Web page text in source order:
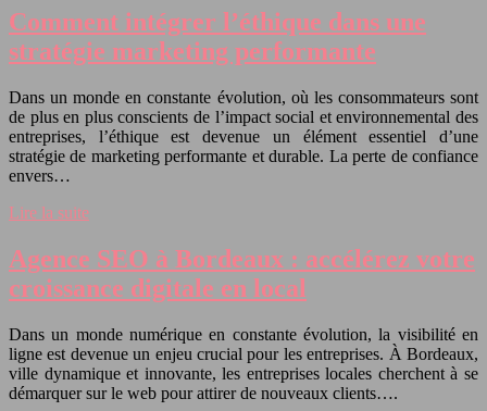
Comment intégrer l’éthique dans une
stratégie marketing performante
Dans un monde en constante évolution, où les consommateurs sont
de plus en plus conscients de l’impact social et environnemental des
entreprises, l’éthique est devenue un élément essentiel d’une
stratégie de marketing performante et durable. La perte de confiance
envers…
Lire la suite
Agence SEO à Bordeaux : accélérez votre
croissance digitale en local
Dans un monde numérique en constante évolution, la visibilité en
ligne est devenue un enjeu crucial pour les entreprises. À Bordeaux,
ville dynamique et innovante, les entreprises locales cherchent à se
démarquer sur le web pour attirer de nouveaux clients….